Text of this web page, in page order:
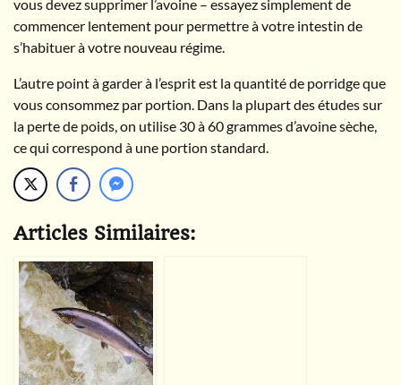
vous devez supprimer l’avoine – essayez simplement de
commencer lentement pour permettre à votre intestin de
s’habituer à votre nouveau régime.
L’autre point à garder à l’esprit est la quantité de porridge que
vous consommez par portion. Dans la plupart des études sur
la perte de poids, on utilise 30 à 60 grammes d’avoine sèche,
ce qui correspond à une portion standard.
Articles Similaires: